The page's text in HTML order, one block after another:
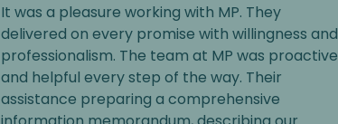
It was a pleasure working with MP. They
delivered on every promise with willingness and
professionalism. The team at MP was proactive
and helpful every step of the way. Their
assistance preparing a comprehensive